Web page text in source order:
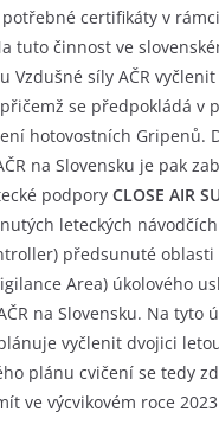
certifikáty v rámci
tuto činnost ve
Vzdušné síly AČR
se předpokládá v
hotovostních Gripenů.
na Slovensku je pak
podpory CLOSE AIR
leteckých návodčích
předsunuté oblasti
Area) úkolového
na Slovensku. Na tyto
vyčlenit dvojici
plánu cvičení se tedy
ve výcvikovém roce